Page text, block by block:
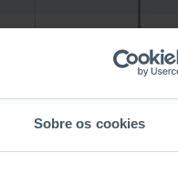
Sobre os cookies
970
1.620.555